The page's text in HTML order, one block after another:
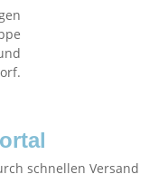
schnellen Versand